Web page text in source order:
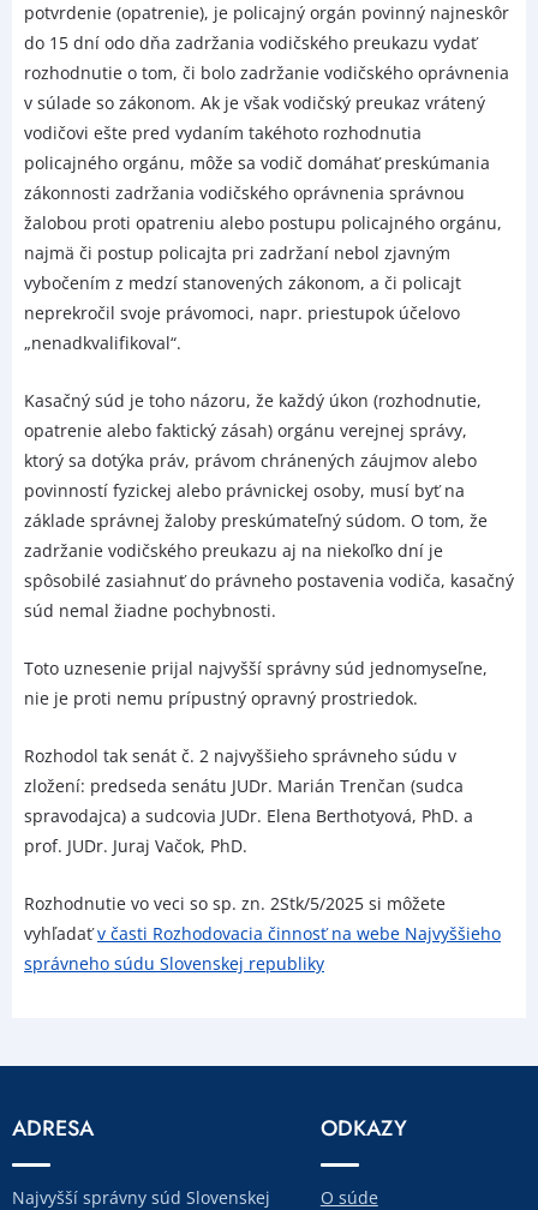
potvrdenie (opatrenie), je policajný orgán povinný najneskôr
do 15 dní odo dňa zadržania vodičského preukazu vydať
rozhodnutie o tom, či bolo zadržanie vodičského oprávnenia
v súlade so zákonom. Ak je však vodičský preukaz vrátený
vodičovi ešte pred vydaním takéhoto rozhodnutia
policajného orgánu, môže sa vodič domáhať preskúmania
zákonnosti zadržania vodičského oprávnenia správnou
žalobou proti opatreniu alebo postupu policajného orgánu,
najmä či postup policajta pri zadržaní nebol zjavným
vybočením z medzí stanovených zákonom, a či policajt
neprekročil svoje právomoci, napr. priestupok účelovo
„nenadkvalifikoval“.
Kasačný súd je toho názoru, že každý úkon (rozhodnutie,
opatrenie alebo faktický zásah) orgánu verejnej správy,
ktorý sa dotýka práv, právom chránených záujmov alebo
povinností fyzickej alebo právnickej osoby, musí byť na
základe správnej žaloby preskúmateľný súdom. O tom, že
zadržanie vodičského preukazu aj na niekoľko dní je
spôsobilé zasiahnuť do právneho postavenia vodiča, kasačný
súd nemal žiadne pochybnosti.
Toto uznesenie prijal najvyšší správny súd jednomyseľne,
nie je proti nemu prípustný opravný prostriedok.
Rozhodol tak senát č. 2 najvyššieho správneho súdu v
zložení: predseda senátu JUDr. Marián Trenčan (sudca
spravodajca) a sudcovia JUDr. Elena Berthotyová, PhD. a
prof. JUDr. Juraj Vačok, PhD.
Rozhodnutie vo veci so sp. zn. 2Stk/5/2025 si môžete
vyhľadaťv časti Rozhodovacia činnosť na webe Najvyššieho
správneho súdu Slovenskej republiky
ADRESA
Najvyšší správny súd Slovenskej
ODKAZY
O súde